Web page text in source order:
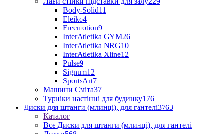
Body-Solid11
Eleiko4
Freemotion9
InterAtletika GYM26
InterAtletika NRG10
InterAtletika Xline12
Pulse9
Signum12
SportsArt7
Машини Сміта37
Турніки настінні для будинку176
Диски для штанги (млинці), для гантелі3763
Каталог
Все Диски для штанги (млинці), для гантелі